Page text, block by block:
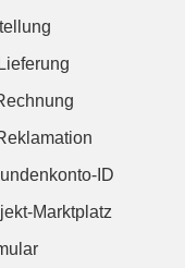
ID
Marktplatz